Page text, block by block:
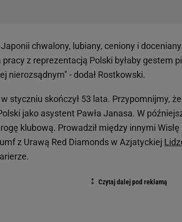
chwalony, lubiany, ceniony i
z reprezentacją Polski byłaby gestem
nierozsądnym" - dodał Rostkowski.
styczniu skończył 53 lata. Przypomnijmy,
jako asystent Pawła Janasa. W
klubową. Prowadził między innymi
z Urawą Red Diamonds w Azjatyckiej